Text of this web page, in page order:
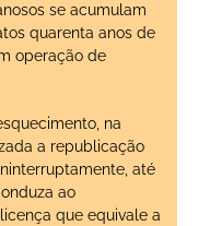
se acumulam
quarenta anos de
operação de
na
a republicação
até
ao
que equivale a